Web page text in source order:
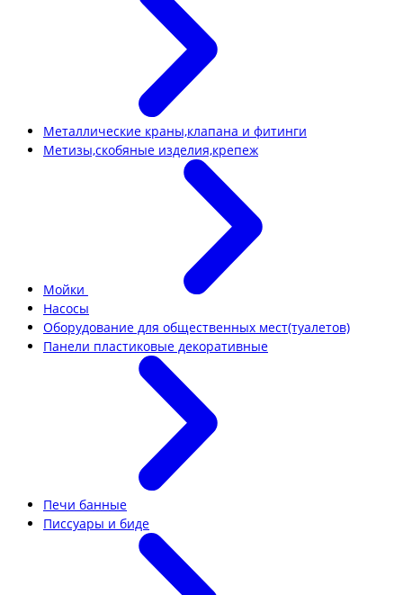
Металлические краны,клапана и фитинги
Метизы,скобяные изделия,крепеж
Мойки
Насосы
Оборудование для общественных мест(туалетов)
Панели пластиковые декоративные
Печи банные
Писсуары и биде